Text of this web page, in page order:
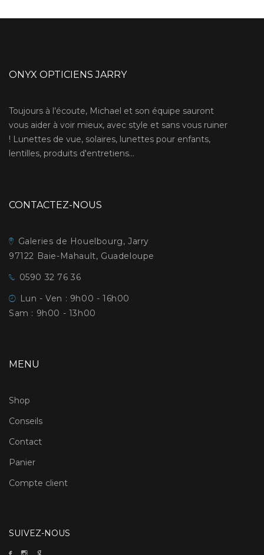
ONYX OPTICIENS JARRY
Toujours à l’écoute, Michael et son équipe sauront
vous aider à voir mieux, avec style et sans vous ruiner
! Lunettes de vue, solaires, lunettes pour enfants,
lentilles, produits d'entretiens...
CONTACTEZ-NOUS
Galeries de Houelbourg, Jarry
97122 Baie-Mahault, Guadeloupe
0590 32 76 36
Lun - Ven : 9h00 - 16h00
Sam : 9h00 - 13h00
MENU
Shop
Conseils
Contact
Panier
Compte client
SUIVEZ-NOUS